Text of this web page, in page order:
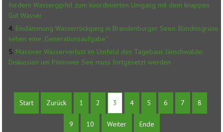
fordern Wassergipfel zum koordinierten Umgang mit dem knappen
Gut Wasser
Eindämmung Wasserrückgang in Brandenburger Seen: Bündnisgrüne
sehen eine „Generationsaufgabe“
Massiver Wasserverlust im Umfeld des Tagebaus Jänschwalde:
Diskussion um Pinnower See muss fortgesetzt werden
Start Zurück 1 2 3 4 5 6 7 8
9 10 Weiter Ende